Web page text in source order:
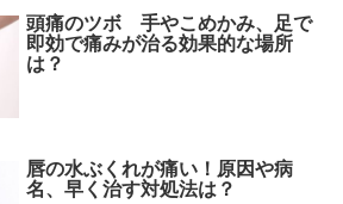
頭痛のツボ 手やこめかみ、足で
即効で痛みが治る効果的な場所
は？
唇の水ぶくれが痛い！原因や病
名、早く治す対処法は？